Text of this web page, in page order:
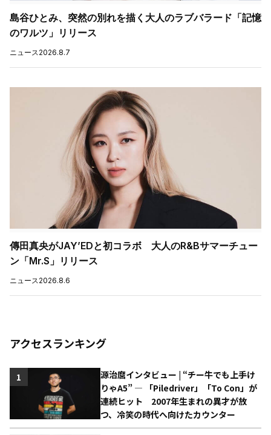
島谷ひとみ、突然の別れを描く大人のラブバラード「記憶
のワルツ」リリース
ニュース 2026.8.7
傳田真央がJAY’EDと初コラボ 大人のR&Bサマーチュー
ン「Mr.S」リリース
ニュース 2026.8.6
アクセスランキング
源治麿インタビュー | “チー牛でも上手け
りゃA5” ― 「Piledriver」「To Con」が
連続ヒット 2007年生まれの異才が放
つ、冷笑の時代へ向けたカウンター
1